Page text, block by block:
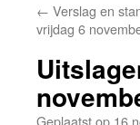
← Verslag en
vrijdag 6
Geplaatst op 16